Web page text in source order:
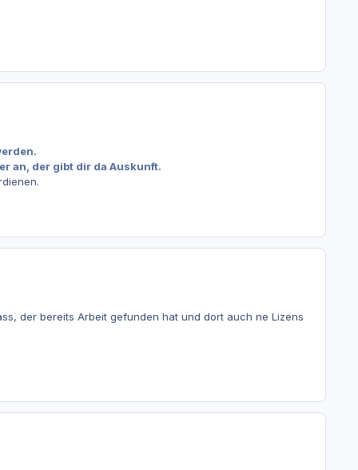
an, der gibt dir da Auskunft.
der bereits Arbeit gefunden hat und dort auch ne Lizens